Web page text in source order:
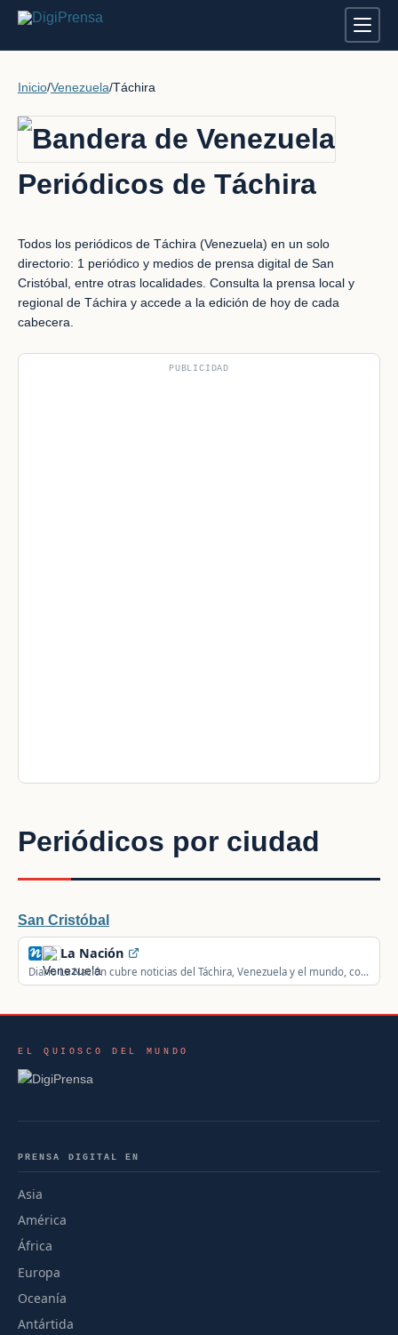
Inicio/Venezuela/Táchira
Periódicos de Táchira
Todos los periódicos de Táchira (Venezuela) en un solo
directorio: 1 periódico y medios de prensa digital de San
Cristóbal, entre otras localidades. Consulta la prensa local y
regional de Táchira y accede a la edición de hoy de cada
cabecera.
PUBLICIDAD
Periódicos por ciudad
San Cristóbal
La Nación
Diario La Nación cubre noticias del Táchira, Venezuela y el mundo, con
secciones de política, sucesos, deportes y opinión.
EL QUIOSCO DEL MUNDO
PRENSA DIGITAL EN
Asia
América
África
Europa
Oceanía
Antártida